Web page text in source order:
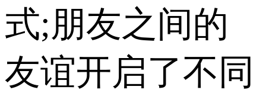
式;朋友之间的
友谊开启了不同